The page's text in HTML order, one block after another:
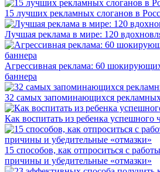
15 лучших рекламных слоганов в
Лучшая реклама в мире: 120
Агрессивная реклама: 60
баннера
32 самых запоминающихся
Как воспитать из ребенка успешного
15 способов, как отпроситься с
причины и убедительные «отмазки»